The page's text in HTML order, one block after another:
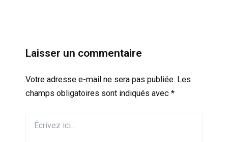
Laisser un commentaire
Votre adresse e-mail ne sera pas publiée. Les
champs obligatoires sont indiqués avec *
ici…